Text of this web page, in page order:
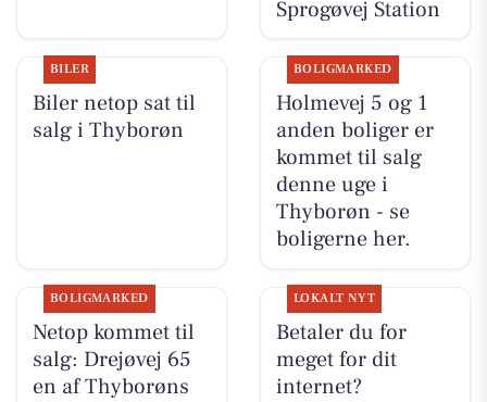
Sprogøvej Station
BILER
Biler netop sat til
salg i Thyborøn
BOLIGMARKED
Holmevej 5 og 1
anden boliger er
kommet til salg
denne uge i
Thyborøn - se
boligerne her.
BOLIGMARKED
Netop kommet til
salg: Drejøvej 65
en af Thyborøns
LOKALT NYT
Betaler du for
meget for dit
internet?